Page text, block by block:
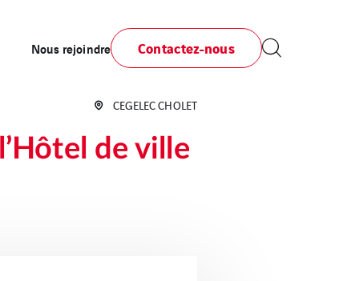
Nous rejoindre Contactez-nous
CEGELEC CHOLET
de ville